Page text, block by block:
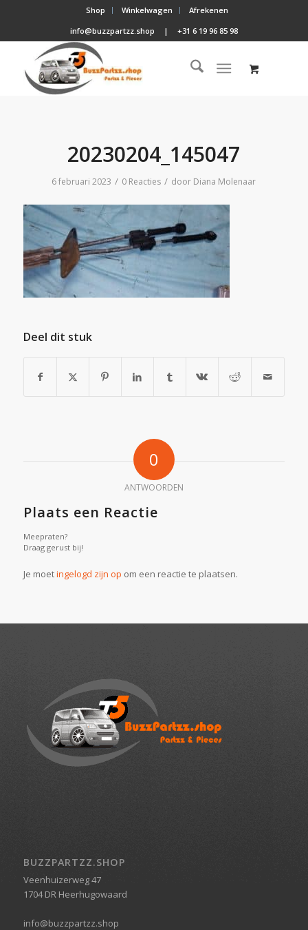
Shop Winkelwagen
Afrekenen
info@buzzpartzz.shop
| +31 6 19 96 85 98
20230204_145047
6 februari 2023 / 0 Reacties / door Diana Molenaar
Deel dit stuk
0
ANTWOORDEN
Plaats een Reactie
Meepraten?
Draag gerust bij!
Je moetingelogd zijn op om een reactie te plaatsen.
BUZZPARTZZ.SHOP
Veenhuizerweg 47
1704 DR Heerhugowaard
info@buzzpartzz.shop